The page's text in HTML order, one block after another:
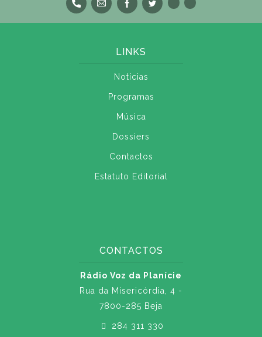
LINKS
Notícias
Programas
Música
Dossiers
Contactos
Estatuto Editorial
CONTACTOS
Rádio Voz da Planície
Rua da Misericórdia, 4 -
7800-285 Beja
284 311 330